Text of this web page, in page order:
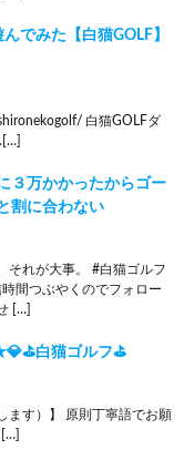
でみた【白猫GOLF】
白猫GOLFダ
３万かかったからゴー
割に合わない
それが大事。 #白猫ゴルフ
間つぶやくのでフォロー
[…]
白猫ゴルフ⛳
ます）】 原則丁寧語でお願